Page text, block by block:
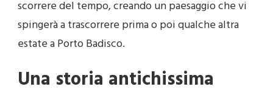
scorrere del tempo, creando un paesaggio che vi
spingerà a trascorrere prima o poi qualche altra
estate a Porto Badisco.
Una storia antichissima